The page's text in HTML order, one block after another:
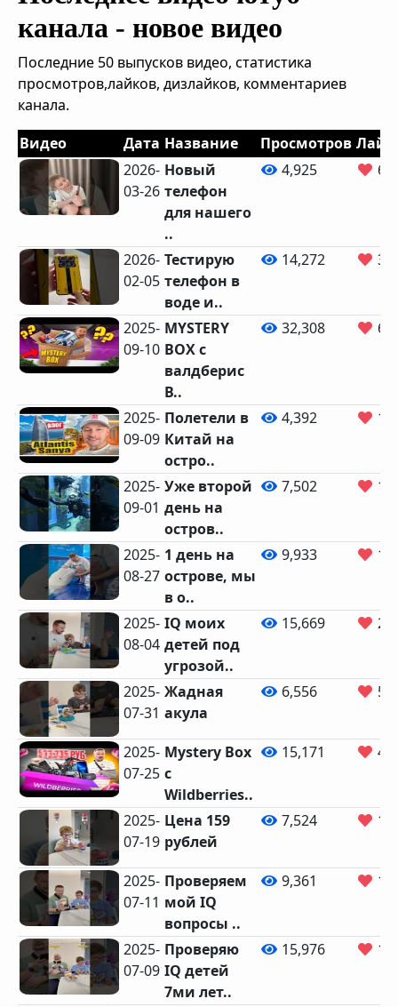
канала - новое видео
Последние 50 выпусков видео, статистика
просмотров,лайков, дизлайков, комментариев
канала.
Видео
Дата Название Просмотров
2026-
03-26
Новый
телефон
для нашего
..
4,925 68
2026-
02-05
Тестирую
телефон в
воде и..
14,272
2025-
09-10
MYSTERY
BOX с
валдберис
В..
32,308
2025-
09-09
Полетели в
Китай на
остро..
4,392
2025-
09-01
Уже второй
день на
остров..
7,502
2025-
08-27
1 день на
острове, мы
в о..
9,933
2025-
08-04
IQ моих
детей под
угрозой..
15,669
2025-
07-31
Жадная
акула
6,556 50
2025-
07-25
Mystery Box
с
Wildberries..
15,171
2025-
07-19
Цена 159
рублей
7,524
2025-
07-11
Проверяем
мой IQ
вопросы ..
9,361
2025-
07-09
Проверяю
IQ детей
7ми лет..
15,976